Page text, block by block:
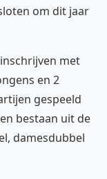
om dit jaar
met
en 2
gespeeld
bestaan uit de
damesdubbel